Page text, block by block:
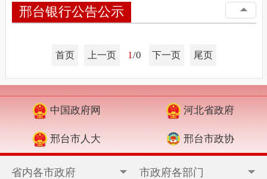
邢台银行公告公示
首页 上一页 1/0 下一页 尾页
中国政府网 河北省政府
邢台市人大 邢台市政协
省内各市政府 市政府各部门